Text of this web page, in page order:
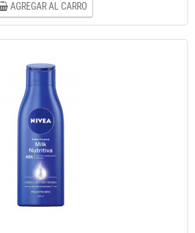
AGREGAR AL CARRO